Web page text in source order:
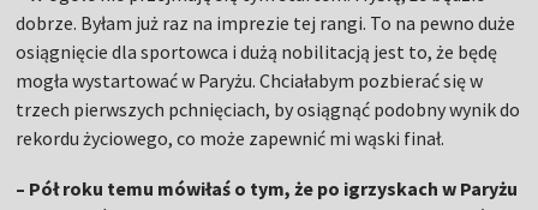
dobrze. Byłam już raz na imprezie tej rangi. To na pewno duże
osiągnięcie dla sportowca i dużą nobilitacją jest to, że będę
mogła wystartować w Paryżu. Chciałabym pozbierać się w
trzech pierwszych pchnięciach, by osiągnąć podobny wynik do
rekordu życiowego, co może zapewnić mi wąski finał.
– Pół roku temu mówiłaś o tym, że po igrzyskach w Paryżu